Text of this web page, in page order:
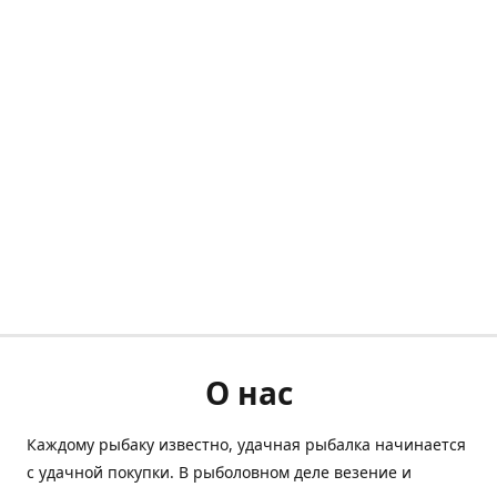
О нас
Каждому рыбаку известно, удачная рыбалка начинается
с удачной покупки. В рыболовном деле везение и